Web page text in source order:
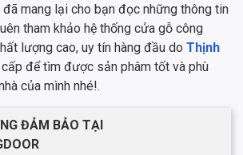
mang lại cho bạn đọc những thông tin
tham khảo hệ thống cửa gỗ công
lượng cao, uy tín hàng đầu do Thịnh
để tìm được sản phâm tốt và phù
của mình nhé!.
ĐẢM BẢO TẠI